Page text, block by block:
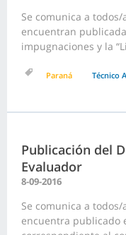
Se comunica a
encuentran
impugnaciones y la
Paraná Técnico
Publicación del
Evaluador
8-09-2016
Se comunica a
encuentra publicado